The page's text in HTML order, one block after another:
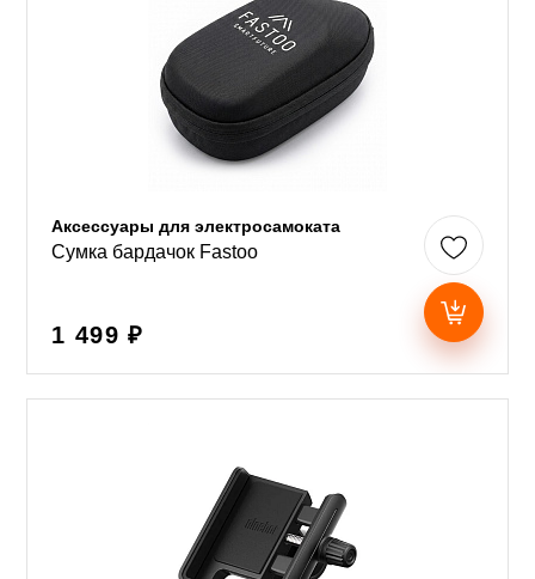
Аксессуары для электросамоката
Сумка бардачок Fastoo
1 499 ₽